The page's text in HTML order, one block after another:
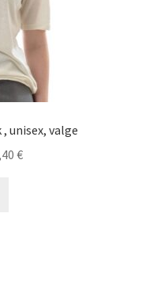
unisex, valge
€Price